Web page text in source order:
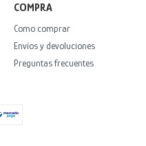
COMPRA
Como comprar
Envíos y devoluciones
Preguntas frecuentes